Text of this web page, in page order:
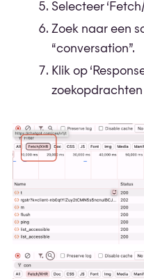
Selecteer ‘Fetch/
Zoek naar een
“conversation”.
Klik op
zoekopdrachten